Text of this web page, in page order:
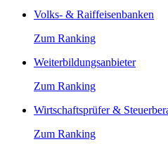
Volks- & Raiffeisenbanken
Zum Ranking
Weiterbildungsanbieter
Zum Ranking
Wirtschaftsprüfer &
Zum Ranking